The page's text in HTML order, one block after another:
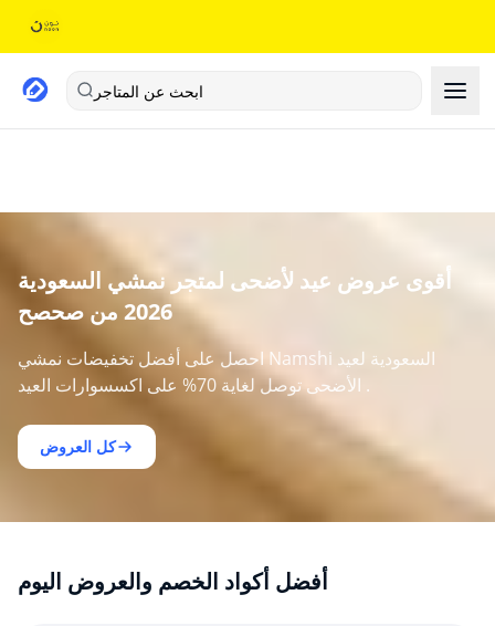
ابحث عن المتاجر
أقوى عروض عيد لأضحى لمتجر نمشي السعودية
2026 من صحصح
احصل على أفضل تخفيضات نمشي Namshi السعودية لعيد
الأضحى توصل لغاية 70% على اكسسوارات العيد .
كل العروض
أفضل أكواد الخصم والعروض اليوم